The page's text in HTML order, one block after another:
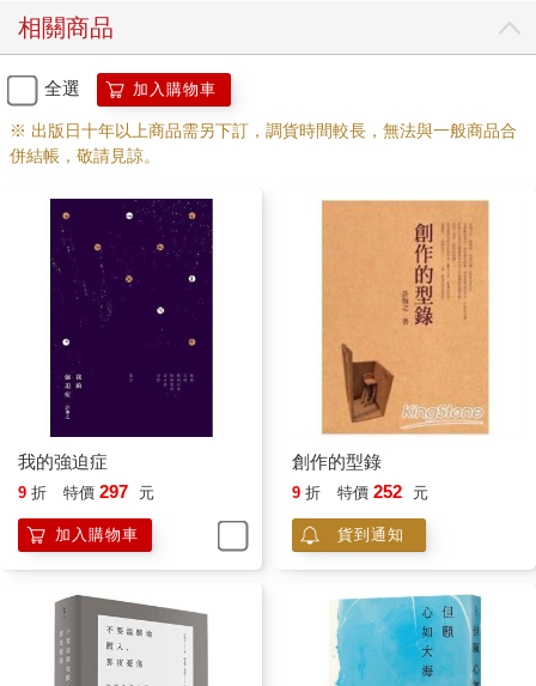
我還以為，那些情緒是「我」的生命呢。
所幸，很負面情緒的時候，我都讀經，譬如，普門品、金剛經，
或默誦心經。
總是有用，因此我還算能夠平衡。
這幾年，我多了一些進步。不等情緒生起並蔓延擴大，當有不快
樂的事發生，我都去想像，這些是幻化而已，像大海裡的一個小
泡沫，一下子，就會過去。
因此，也就沒什麼好罣礙、生氣或恐懼。
我常常去想，生生世世以來，不知道「自己」有過多少負面情
緒，但又有哪一件是此生的「我」記得的呢？既然如此，我為什
麼要浪費那麼多生命住在情緒裡？
解佛陀所說的「空性」，我們可以從想像自己的心是無邊的大海
開始，這個那個不如我們意的總總，都只是瞬間生滅的泡沫而
媽媽，一瓶墨水是沒辦法把大海染黑的。
相關商品
全選 加入購物車
※ 出版日十年以上商品需另下訂，調貨時間較長，無法與一般商品合
併結帳，敬請見諒。
我的強迫症
9 折 特價 297 元
加入購物車
創作的型錄
9 折 特價 252 元
貨到通知